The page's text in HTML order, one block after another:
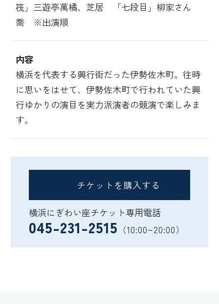
筏」三遊亭萬橘、芝居 「七段目」柳家さん
喬 ※出演順
内容
横浜を代表する興行街だった伊勢佐木町。往時
に思いをはせて、伊勢佐木町で行われていた興
行ゆかりの演目を実力派演者の競演で楽しみま
す。
チケットを購入する
横浜にぎわい座チケット専用電話
045-231-2515 （10:00~20:00）